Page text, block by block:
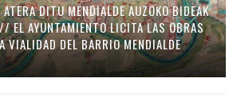
DITU MENDIALDE AUZOKO BIDEAK
EL AYUNTAMIENTO LICITA LAS OBRAS
VIALIDAD DEL BARRIO MENDIALDE